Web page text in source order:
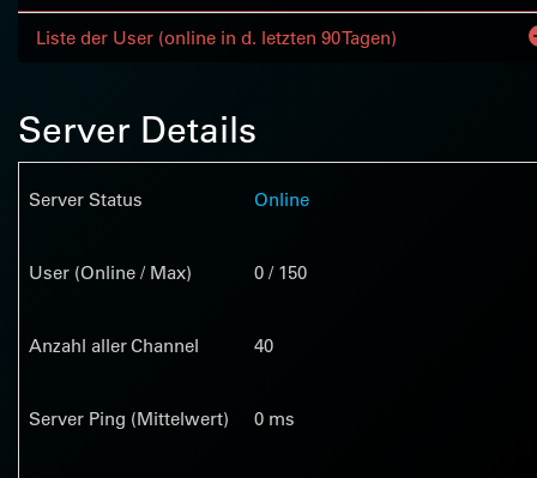
Liste der User (online in d. letzten 90 Tagen)
Server Details
Server Status Online
User (Online / Max) 0 / 150
Anzahl aller Channel 40
Server Ping (Mittelwert) 0 ms